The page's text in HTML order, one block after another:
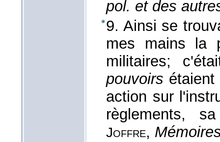
pol. et des
9. Ainsi se
mes mains la
militaires;
pouvoirs
action sur
règlements,
Joffre,